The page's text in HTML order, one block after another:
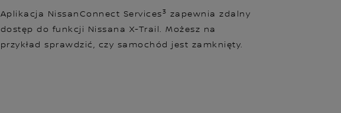
Aplikacja NissanConnect Services3 zapewnia zdalny
dostęp do funkcji Nissana X-Trail. Możesz na
przykład sprawdzić, czy samochód jest zamknięty.